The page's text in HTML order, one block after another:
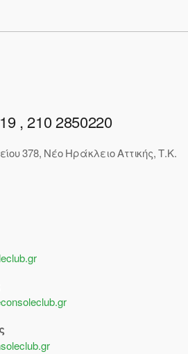
, 210 2850220
378, Νέο Ηράκλειο Αττικής, Τ.Κ.